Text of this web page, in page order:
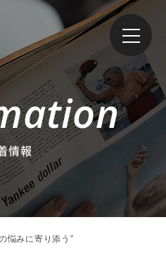
情報
悩みに寄り添う”